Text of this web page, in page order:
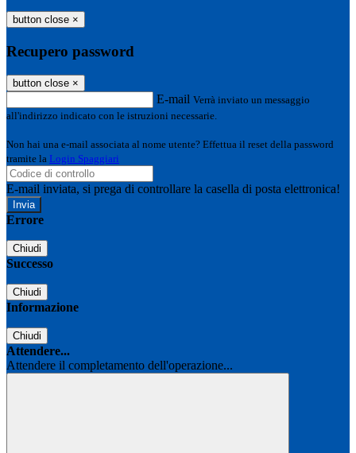
button close ×
Recupero password
button close ×
E-mail Verrà inviato un messaggio
all'indirizzo indicato con le istruzioni necessarie.
Non hai una e-mail associata al nome utente? Effettua il reset della password
tramite la Login Spaggiari
E-mail inviata, si prega di controllare la casella di posta elettronica!
Errore
Chiudi
Successo
Chiudi
Informazione
Chiudi
Attendere...
Attendere il completamento dell'operazione...